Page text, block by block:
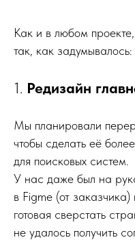
Как и в любом
так, как задумывалось:
1. Редизайн
Мы планировали
чтобы сделать её
для поисковых систем.
У нас даже был на
в Figme (от
готовая сверстать
не удалось получить